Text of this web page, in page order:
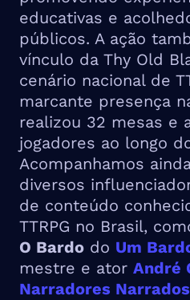
educativas e
públicos. A ação
vínculo da Thy Old
cenário nacional de
marcante presença
realizou 32 mesas e
jogadores ao longo
Acompanhamos
diversos
de conteúdo
TTRPG no Brasil,
O Bardo do Um
mestre e ator André
Narradores Narrados